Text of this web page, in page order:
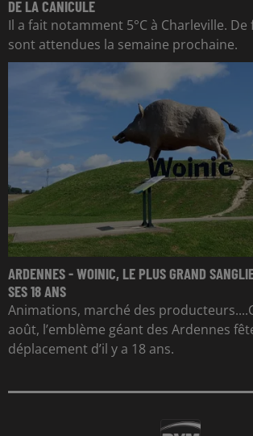
DE LA CANICULE
Il a fait notamment 5°C à Charleville.
sont attendues la semaine prochaine.
ARDENNES - WOINIC, LE PLUS GRAND
SES 18 ANS
Animations, marché des
août, l’emblème géant des Ardennes
déplacement d’il y a 18 ans.